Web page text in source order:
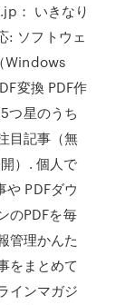
： いきなり
: ソフトウェ
Windows
変換 PDF作
つ星のうち
目記事（無
）. 個人で
や PDFダウ
のPDFを毎
管理かんた
をまとめて
インマガジ